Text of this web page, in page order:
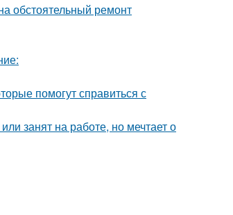
обстоятельный ремонт
помогут справиться с
занят на работе, но мечтает о